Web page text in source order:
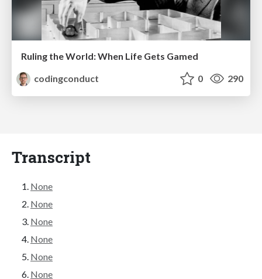
Ruling the World: When Life Gets Gamed
codingconduct
0 290
Transcript
None
None
None
None
None
None